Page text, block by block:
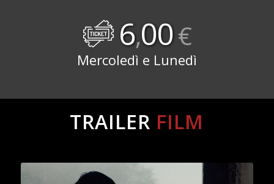
6,00€
Mercoledì e Lunedì
TRAILER FILM